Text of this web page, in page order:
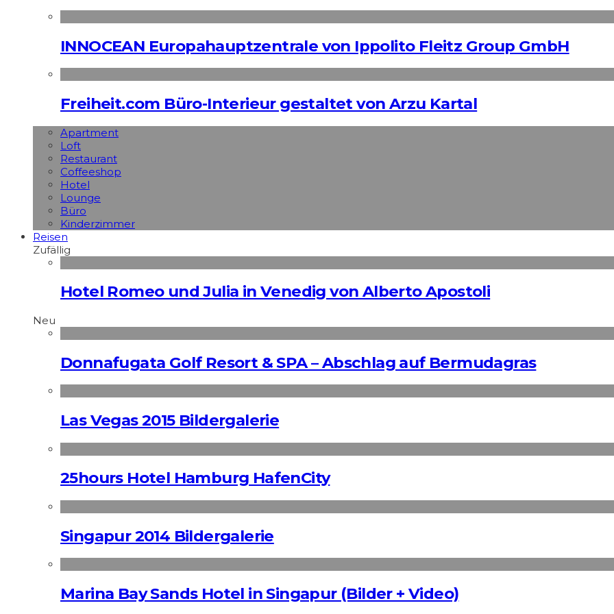
INNOCEAN Europahauptzentrale von Ippolito Fleitz Group GmbH
Freiheit.com Büro-Interieur gestaltet von Arzu Kartal
Apart­ment
Loft
Restaurant
Coffeeshop
Hotel
Lounge
Büro
Kinderzimmer
Reisen
Zufällig
Hotel Romeo und Julia in Venedig von Alberto Apostoli
Neu
Donnafugata Golf Resort & SPA – Abschlag auf Bermudagras
Las Vegas 2015 Bildergalerie
25hours Hotel Hamburg HafenCity
Singapur 2014 Bildergalerie
Marina Bay Sands Hotel in Singapur (Bilder + Video)